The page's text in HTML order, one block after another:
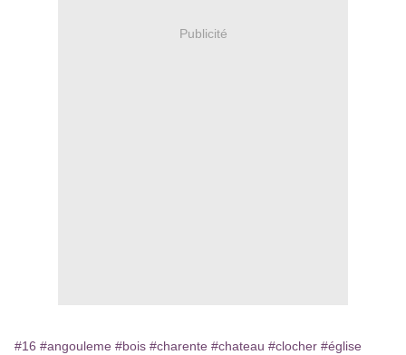
Publicité
#16 #angouleme #bois #charente #chateau #clocher #église